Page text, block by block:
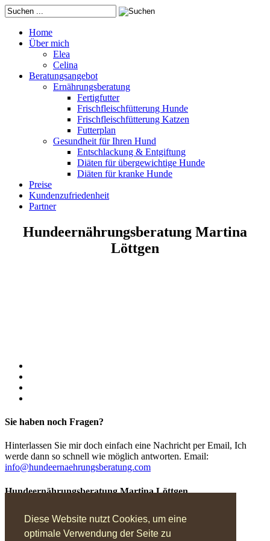
Diese Website nutzt Cookies, um eine
optimale Verwendung der Seite zu
Home
Über mich
Elea
Celina
Beratungsangebot
Ernährungsberatung
Fertigfutter
Frischfleischfütterung Hunde
Frischfleischfütterung Katzen
Futterplan
Gesundheit für Ihren Hund
Entschlackung & Entgiftung
Diäten für übergewichtige Hunde
Diäten für kranke Hunde
Preise
Kundenzufriedenheit
Partner
Hundeernährungsberatung Martina
Löttgen
Sie haben noch Fragen?
Hinterlassen Sie mir doch einfach eine Nachricht per Email, Ich
werde dann so schnell wie möglich antworten. Email:
info@hundeernaehrungsberatung.com
Hundeernährungsberatung Martina Löttgen
Untenrüden 42
42657 Solingen
Tel.: (0212) 221 4332